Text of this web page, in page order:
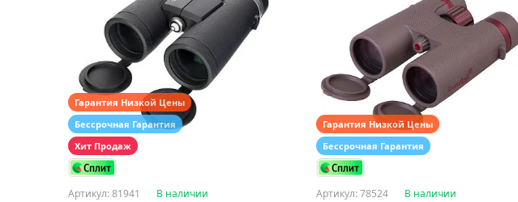
Гарантия Низкой Цены
Бессрочная Гарантия
Хит Продаж
Артикул: 81941 В наличии
Гарантия Низкой Цены
Бессрочная Гарантия
Артикул: 78524 В наличии